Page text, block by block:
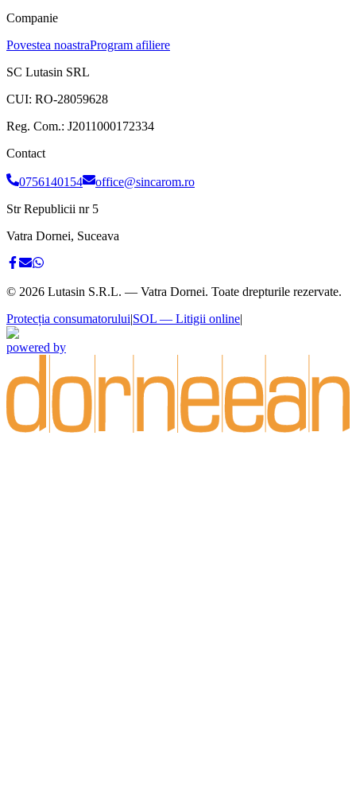
Companie
Povestea noastraProgram afiliere
SC Lutasin SRL
CUI: RO-28059628
Reg. Com.: J2011000172334
Contact
0756140154
office@sincarom.ro
Str Republicii nr 5
Vatra Dornei, Suceava
© 2026 Lutasin S.R.L. — Vatra Dornei. Toate drepturile rezervate.
Protecția consumatorului|SOL — Litigii online|
powered by